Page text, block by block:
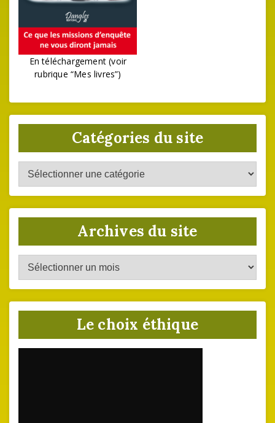
En téléchargement (voir
rubrique “Mes livres”)
Catégories du site
Catégories
du
site
Archives du site
Archives
du
site
Le choix éthique